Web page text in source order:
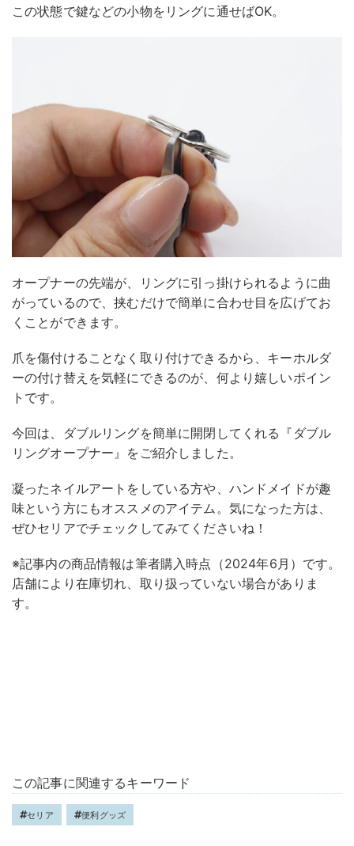
この状態で鍵などの小物をリングに通せばOK。
オープナーの先端が、リングに引っ掛けられるように曲
がっているので、挟むだけで簡単に合わせ目を広げてお
くことができます。
爪を傷付けることなく取り付けできるから、キーホルダ
ーの付け替えを気軽にできるのが、何より嬉しいポイン
トです。
今回は、ダブルリングを簡単に開閉してくれる『ダブル
リングオープナー』をご紹介しました。
凝ったネイルアートをしている方や、ハンドメイドが趣
味という方にもオススメのアイテム。気になった方は、
ぜひセリアでチェックしてみてくださいね！
※記事内の商品情報は筆者購入時点（2024年6月）です。
店舗により在庫切れ、取り扱っていない場合がありま
す。
この記事に関連するキーワード
セリア 便利グッズ